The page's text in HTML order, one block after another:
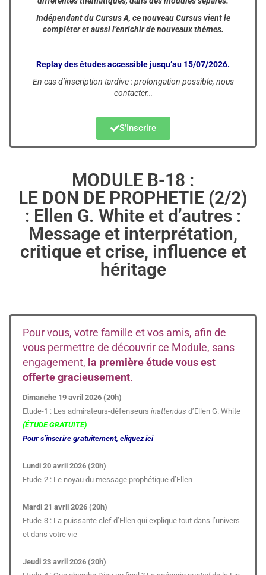
Indépendant du Cursus A, ce nouveau Cursus vient le
compléter et aussi l’enrichir de nouveaux thèmes.
Replay des études accessible jusqu’au 15/07/2026.
En cas d’inscription tardive : prolongation possible, nous
contacter…
S'Inscrire
MODULE B-18 :
LE DON DE PROPHETIE (2/2)
: Ellen G. White et d’autres :
Message et interprétation,
critique et crise, influence et
héritage
Pour vous, votre famille et vos amis, afin de
vous permettre de découvrir ce Module, sans
engagement, la première étude vous est
offerte gracieusement.
Dimanche 19 avril 2026 (20h)
Etude-1 : Les admirateurs-défenseurs inattendus d’Ellen G. White
(ÉTUDE GRATUITE)
Pour s’inscrire gratuitement, cliquez ici
Lundi 20 avril 2026 (20h)
Etude-2 : Le noyau du message prophétique d’Ellen
Mardi 21 avril 2026 (20h)
Etude-3 : La puissante clef d’Ellen qui explique tout dans l’univers
et dans votre vie
Jeudi 23 avril 2026 (20h)